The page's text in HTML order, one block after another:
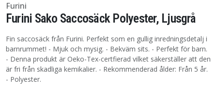
Furini
Furini Sako Saccosäck Polyester, Ljusgrå
Fin saccosäck från Furini. Perfekt som en gullig inredningsdetalj i
barnrummet! - Mjuk och mysig. - Bekväm sits. - Perfekt för barn.
- Denna produkt är Oeko-Tex-certfierad vilket säkerställer att den
är fri från skadliga kemikalier. - Rekommenderad ålder: Från 5 år.
- Polyester.